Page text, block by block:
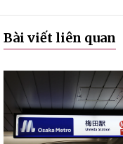
Bài viết liên quan